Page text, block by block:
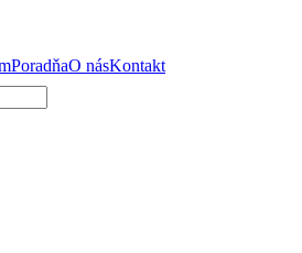
PoradňaO násKontakt